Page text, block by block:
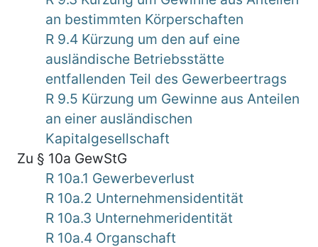
an bestimmten Körperschaften
R 9.4 Kürzung um den auf eine
ausländische Betriebsstätte
entfallenden Teil des Gewerbeertrags
R 9.5 Kürzung um Gewinne aus Anteilen
an einer ausländischen
Kapitalgesellschaft
Zu § 10a GewStG
R 10a.1 Gewerbeverlust
R 10a.2 Unternehmensidentität
R 10a.3 Unternehmeridentität
R 10a.4 Organschaft